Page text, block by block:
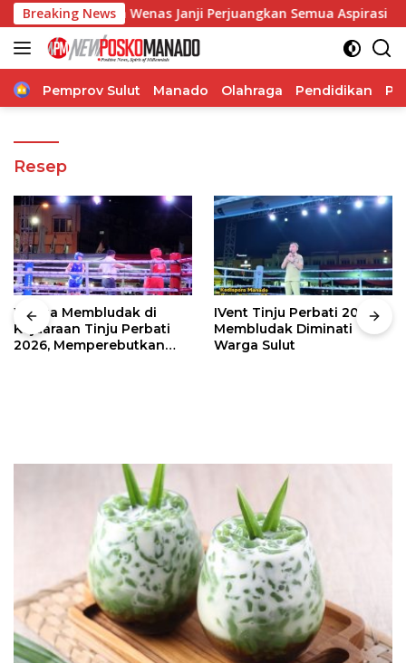
Langsung
ke
konten
Breaking News
Regina Wenas Janji Perjuangkan Semua Aspirasi
Home
Pemprov Sulut Manado Olahraga Pendidikan
Resep
Warga Membludak di
Kejuaraan Tinju Perbati
2026, Memperebutkan
IVent Tinju Perbati 2026
Membludak Diminati
Warga Sulut